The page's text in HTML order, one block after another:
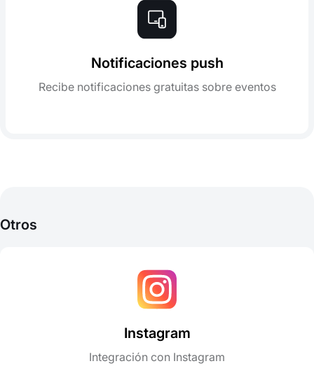
Notificaciones push
Recibe notificaciones gratuitas sobre eventos
Otros
Instagram
Integración con Instagram